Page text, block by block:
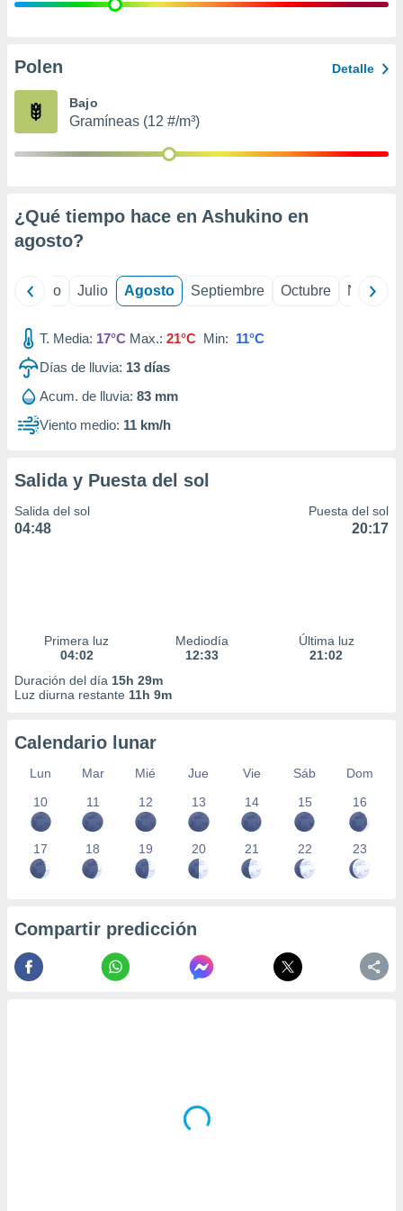
e
publicidad
Polen Detalle
Bajo
Gramíneas (12 #/m³)
¿Qué tiempo hace en Ashukino en
agosto?
Junio Julio Agosto Septiembre Octubre
T. Media: 17°C Max.: 21°C Min: 11°C
Días de lluvia: 13 días
Acum. de lluvia: 83 mm
Viento medio: 11 km/h
Salida y Puesta del sol
Salida del sol
04:48
Puesta del sol
20:17
Primera luz
04:02
Mediodía
12:33
Última luz
21:02
Duración del día 15h 29m
Luz diurna restante 11h 9m
Calendario lunar
Lun Mar Mié Jue Vie Sáb
Dom
10
11 12 13 14 15 16
17 18 19 20 21 22 23
Compartir predicción